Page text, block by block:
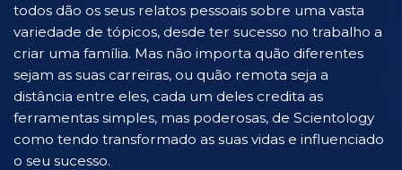
todos dão os seus relatos pessoais sobre uma vasta
variedade de tópicos, desde ter sucesso no trabalho a
criar uma família. Mas não importa quão diferentes
sejam as suas carreiras, ou quão remota seja a
distância entre eles, cada um deles credita as
ferramentas simples, mas poderosas, de Scientology
como tendo transformado as suas vidas e influenciado
o seu sucesso.